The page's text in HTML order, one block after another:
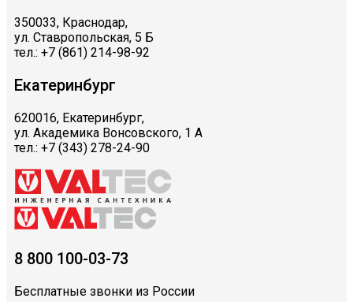
350033, Краснодар,
ул. Ставропольская, 5 Б
тел.: +7 (861) 214-98-92
Екатеринбург
620016, Екатеринбург,
ул. Академика Вонсовского, 1 А
тел.: +7 (343) 278-24-90
8 800 100-03-73
Бесплатные звонки из России